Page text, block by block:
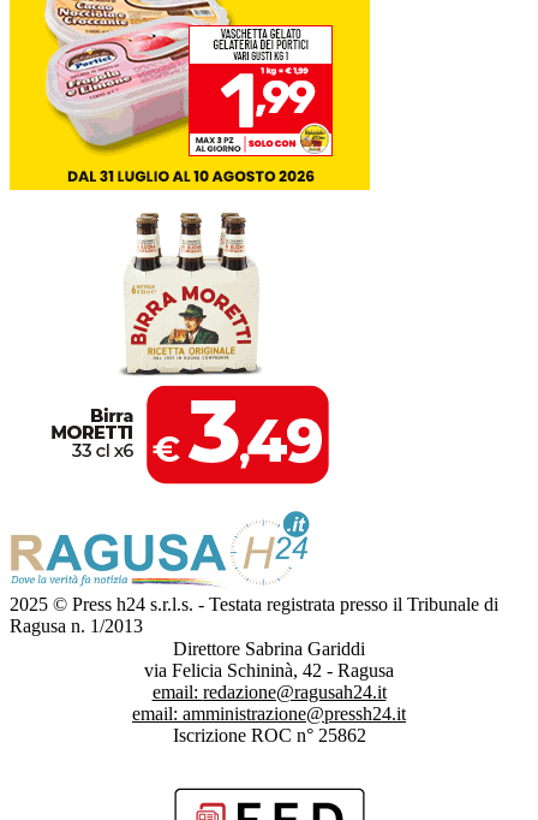
2025 © Press h24 s.r.l.s. - Testata registrata presso il Tribunale di
Ragusa n. 1/2013
Direttore Sabrina Gariddi
via Felicia Schininà, 42 - Ragusa
email: redazione@ragusah24.it
email: amministrazione@pressh24.it
Iscrizione ROC n° 25862